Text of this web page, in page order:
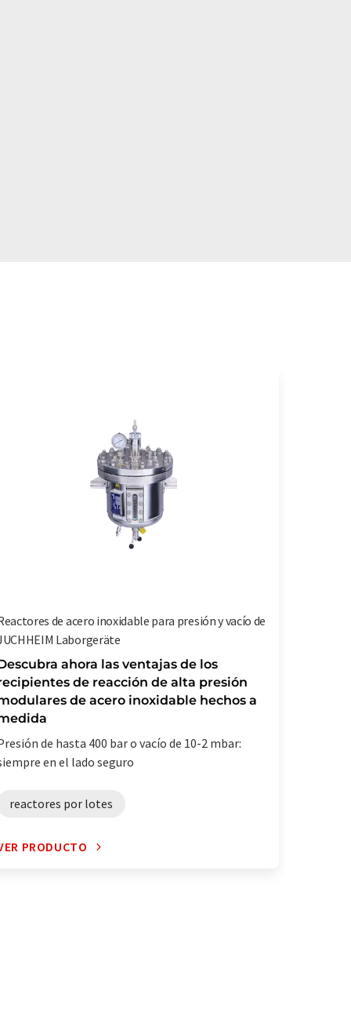
de acero inoxidable para presión y vacío de
Laborgeräte
ahora las ventajas de los
de reacción de alta presión
de acero inoxidable hechos a
de hasta 400 bar o vacío de 10-2 mbar:
en el lado seguro
reactores por lotes
PRODUCTO